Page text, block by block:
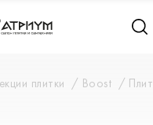
плитки Boost